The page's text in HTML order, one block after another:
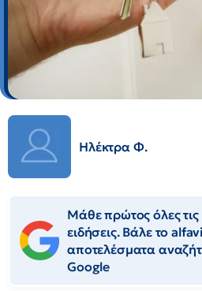
Ηλέκτρα Φ.
Μάθε πρώτος όλες τις
ειδήσεις. Βάλε το
αποτελέσματα
Google